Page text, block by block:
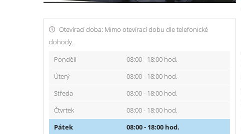
Otevírací doba: Mimo otevírací dobu dle telefonické
dohody.
Pondělí
08:00 - 18:00 hod.
Úterý
08:00 - 18:00 hod.
Středa
08:00 - 18:00 hod.
Čtvrtek
08:00 - 18:00 hod.
Pátek
08:00 - 18:00 hod.